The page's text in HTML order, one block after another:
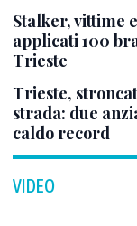
Stalker, vittime
applicati 100
Trieste
Trieste,
strada: due
caldo record
VIDEO